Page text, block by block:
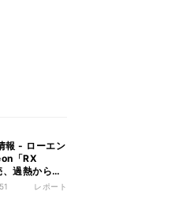
報 - ローエン
「RX
過熱から守
も
レポート